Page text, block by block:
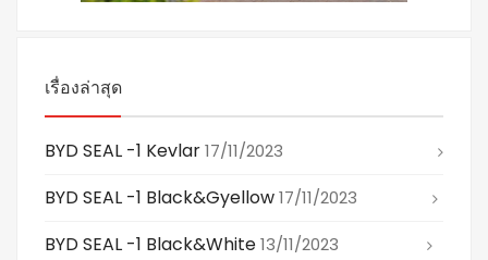
เรื่องล่าสุด
BYD SEAL -1 Kevlar17/11/2023
BYD SEAL -1 Black&gyellow17/11/2023
BYD SEAL -1 Black&white13/11/2023